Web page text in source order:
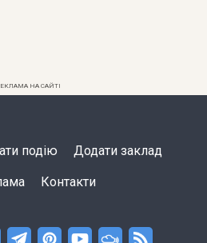
НА САЙТІ
подію Додати заклад
Контакти